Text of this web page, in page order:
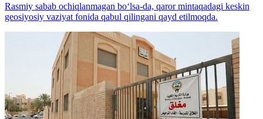
Rasmiy sabab ochiqlanmagan bo‘lsa-da, qaror mintaqadagi keskin
geosiyosiy vaziyat fonida qabul qilingani qayd etilmoqda.